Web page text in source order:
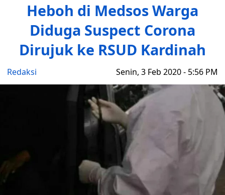
Heboh di Medsos Warga
Diduga Suspect Corona
Dirujuk ke RSUD Kardinah
Redaksi Senin, 3 Feb 2020 - 5:56 PM